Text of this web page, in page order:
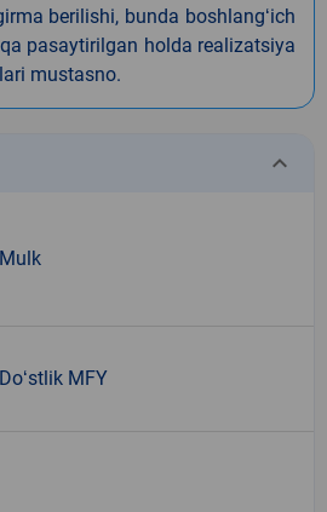
berilishi, bunda boshlangʻich
pasaytirilgan holda realizatsiya
mustasno.
keyboard_arrow_down
Mulk
Doʻstlik MFY